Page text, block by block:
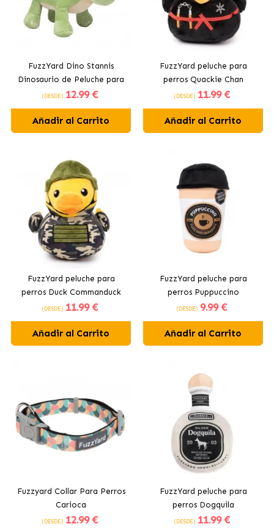
FuzzYard Dino Stannis
Dinosaurio de Peluche para
Perros
(DESDE) 12.99 €
Añadir al Carrito
FuzzYard peluche para
perros Quackie Chan
(DESDE) 11.99 €
Añadir al Carrito
FuzzYard peluche para
perros Duck Commanduck
(DESDE) 11.99 €
Añadir al Carrito
FuzzYard peluche para
perros Puppuccino
(DESDE) 9.99 €
Añadir al Carrito
Fuzzyard Collar Para Perros
Carioca
(DESDE) 12.99 €
FuzzYard peluche para
perros Dogquila
(DESDE) 11.99 €